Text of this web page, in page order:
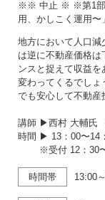
※※ 中止 ※ ※第1部
用、かしこく運用〜」
地方において人口減
は逆に不動産価格
ンスと捉えて収益
変わってくるでしょ
でも安心して不動産
講師 ▶西村 大輔氏
時間 ▶ 13：00〜14
※受付 12：30
時間帯 13:00